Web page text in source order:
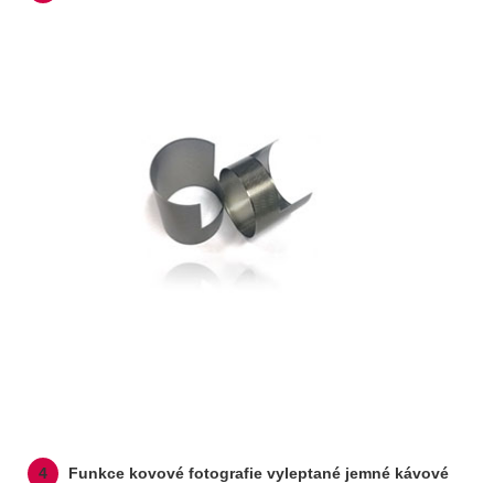
4
Funkce kovové fotografie vyleptané jemné kávové